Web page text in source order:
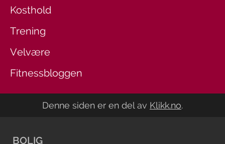
Kosthold
Trening
Velvære
Fitnessbloggen
Denne siden er en del av Klikk.no.
BOLIG